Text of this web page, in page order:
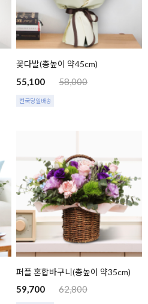
꽃다발(총높이 약45cm)
55,100 58,000
전국당일배송
퍼플 혼합바구니(총높이 약35cm)
59,700 62,800